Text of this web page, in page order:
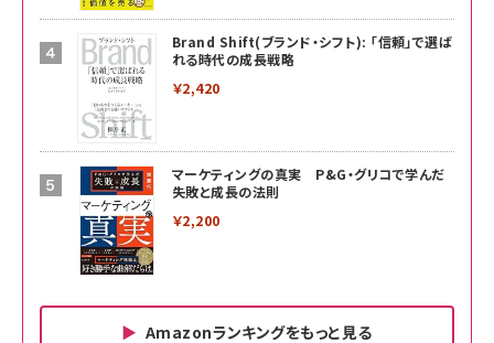
Brand Shift(ブランド・シフト): 「信頼」で選ば
れる時代の成長戦略
￥2,420
マーケティングの真実 P&G・グリコで学んだ
失敗と成長の法則
￥2,200
Amazonランキングをもっと見る